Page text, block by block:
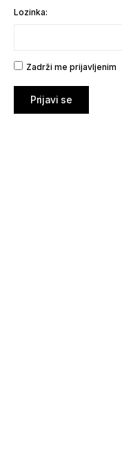
Lozinka:
Zadrži me prijavljenim
Prijavi se